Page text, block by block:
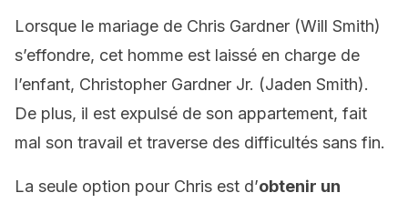
Lorsque le mariage de Chris Gardner (Will Smith)
s’effondre, cet homme est laissé en charge de
l’enfant, Christopher Gardner Jr. (Jaden Smith).
De plus, il est expulsé de son appartement, fait
mal son travail et traverse des difficultés sans fin.
La seule option pour Chris est d’obtenir un